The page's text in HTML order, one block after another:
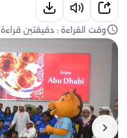
وقت القراءة : دقيقتين قراءة